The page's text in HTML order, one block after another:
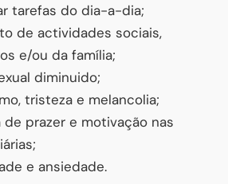
tarefas do dia-a-dia;
de actividades sociais,
e/ou da família;
diminuido;
tristeza e melancolia;
de prazer e motivação nas
e ansiedade.